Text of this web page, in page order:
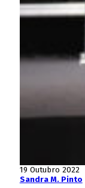
19 Outubro 2022
Sandra M. Pinto